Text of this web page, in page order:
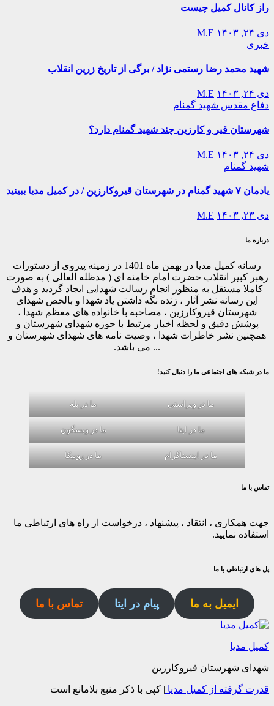
راز کانال کمیل چیست
دی ۲۴, ۱۴۰۳
M.E
خبری
شهید محمد رضا رستمی نژاد / برگی از تاریخ زرین انقلاب
دی ۲۴, ۱۴۰۳
M.E
دفاع مقدس شهید گمنام
شهرستان قیر و کارزین چند شهید گمنام دارد؟
دی ۲۴, ۱۴۰۳
M.E
شهید گمنام
یادمان ۷ شهید گمنام در شهرستان قیروکارزین / در کمیل مدیا ببینید
دی ۲۳, ۱۴۰۳ M.E
درباره ما
رسانه کمیل مدیا در بهمن ماه 1401 در زمینه پیروی از دستورات
رهبر کبیر انقلاب حضرت امام خامنه ای ( مدظله العالی ) به صورت
کاملا مستقل به منظور انجام رسالت شهدایی ایجاد گردید و هدف
این رسانه نشر آثار ، زنده نگه داشتن یاد شهدا و بالخص شهدای
شهرستان قیروکارزین ، مصاحبه با خانواده های معظم شهدا ،
پوشش دقیق و لحظه اخبار مرتبط با حوزه شهدای شهرستان و
همچنین نشر خاطرات شهدا ، وصیت نامه های شهدای شهرستان و
... می باشد.
ما در شبکه های اجتماعی ما را دنبال کنید!
ما در ویراستی ما در بله
ما در ایتا ما در ویسگون
ما در اینستاگرام ما در روبیکا
تماس با ما
جهت همکاری ، انتقاد ، پیشنهاد ، درخواست از راه های ارتباطی ما
استفاده نمایید.
پل های ارتباطی با ما
ایمیل به ما پیام در ایتا تماس با ما
کمیل مدیا
شهدای شهرستان قیروکارزین
قدرت گرفته از کمیل مدیا | کپی با ذکر منبع بلامانع است